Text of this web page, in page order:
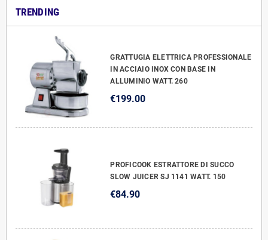
TRENDING
GRATTUGIA ELETTRICA PROFESSIONALE
IN ACCIAIO INOX CON BASE IN
ALLUMINIO WATT. 260
€199.00
PROFICOOK ESTRATTORE DI SUCCO
SLOW JUICER SJ 1141 WATT. 150
€84.90